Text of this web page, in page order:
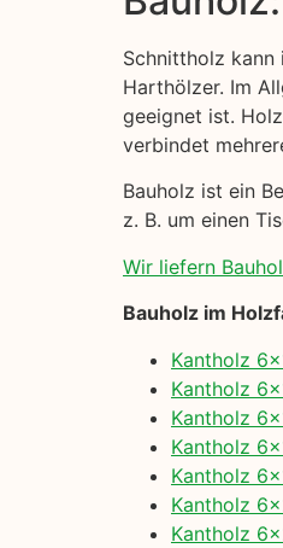
Schnittholz kann
Harthölzer. Im
geeignet ist.
verbindet
Bauholz ist ein
z. B. um einen
Wir liefern
Bauholz im
Kantholz
Kantholz
Kantholz
Kantholz
Kantholz
Kantholz
Kantholz